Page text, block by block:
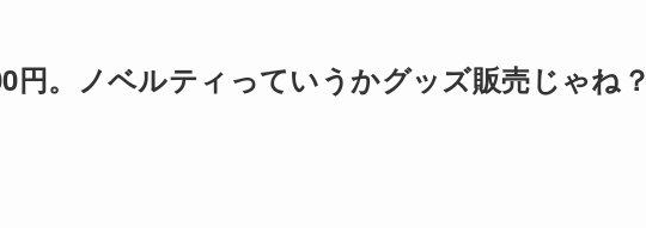
円。ノベルティっていうかグッズ販売じゃね？